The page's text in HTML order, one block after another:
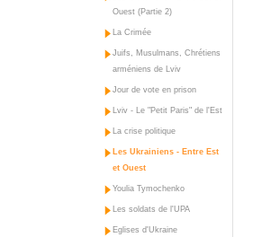
Ouest (Partie 2)
La Crimée
Juifs, Musulmans, Chrétiens
arméniens de Lviv
Jour de vote en prison
Lviv - Le "Petit Paris" de l'Est
La crise politique
Les Ukrainiens - Entre Est
et Ouest
Youlia Tymochenko
Les soldats de l'UPA
Eglises d'Ukraine